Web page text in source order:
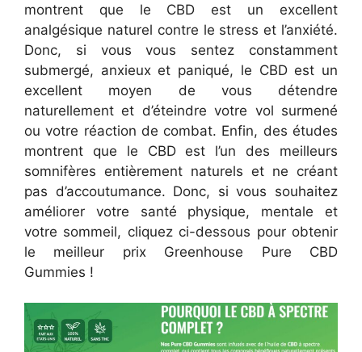
montrent que le CBD est un excellent
analgésique naturel contre le stress et l’anxiété.
Donc, si vous vous sentez constamment
submergé, anxieux et paniqué, le CBD est un
excellent moyen de vous détendre
naturellement et d’éteindre votre vol surmené
ou votre réaction de combat. Enfin, des études
montrent que le CBD est l’un des meilleurs
somnifères entièrement naturels et ne créant
pas d’accoutumance. Donc, si vous souhaitez
améliorer votre santé physique, mentale et
votre sommeil, cliquez ci-dessous pour obtenir
le meilleur prix Greenhouse Pure CBD
Gummies !